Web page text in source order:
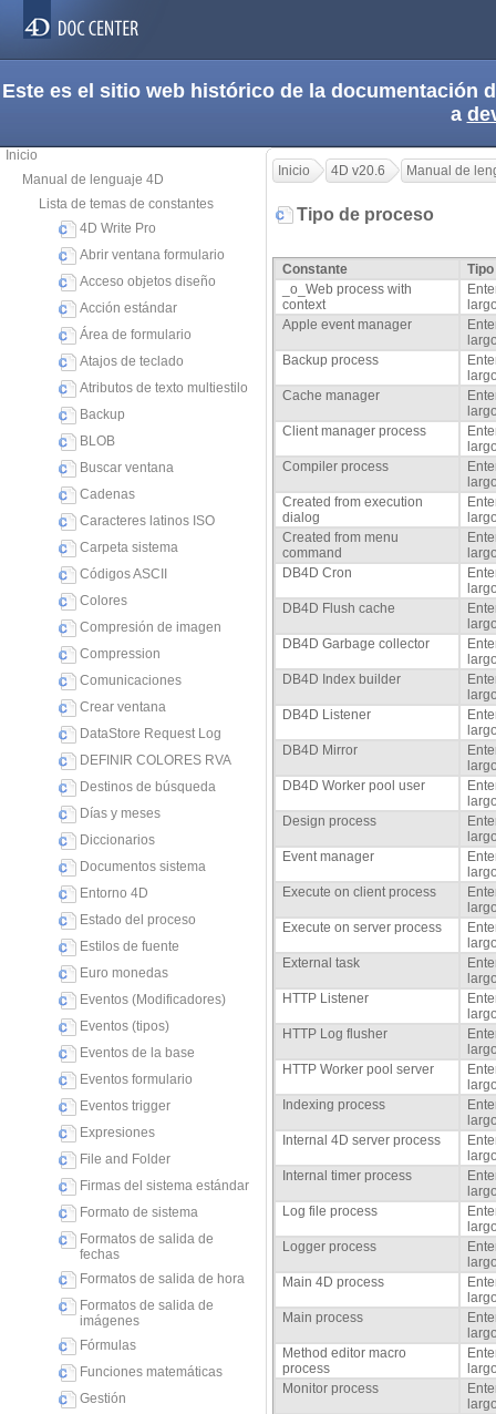
Este es el sitio web histórico de la documentación
a
Inicio
Manual de lenguaje 4D
Lista de temas de constantes
4D Write Pro
Abrir ventana formulario
Acceso objetos diseño
Acción estándar
Área de formulario
Atajos de teclado
Atributos de texto multiestilo
Backup
BLOB
Buscar ventana
Cadenas
Caracteres latinos ISO
Carpeta sistema
Códigos ASCII
Colores
Compresión de imagen
Compression
Comunicaciones
Crear ventana
DataStore Request Log
DEFINIR COLORES RVA
Destinos de búsqueda
Días y meses
Diccionarios
Documentos sistema
Entorno 4D
Estado del proceso
Estilos de fuente
Euro monedas
Eventos (Modificadores)
Eventos (tipos)
Eventos de la base
Eventos formulario
Eventos trigger
Expresiones
File and Folder
Firmas del sistema estándar
Formato de sistema
Formatos de salida de
fechas
Formatos de salida de hora
Formatos de salida de
imágenes
Fórmulas
Funciones matemáticas
Gestión
Inicio 4D v20.6 Manual de
Tipo de proceso
Constante
Tipo
_o_Web process with
context
Apple event manager
Backup process
Cache manager
Client manager process
Compiler process
Created from execution
dialog
Created from menu
command
DB4D Cron
DB4D Flush cache
DB4D Garbage collector
DB4D Index builder
DB4D Listener
DB4D Mirror
DB4D Worker pool user
Design process
Event manager
Execute on client process
Execute on server process
External task
HTTP Listener
HTTP Log flusher
HTTP Worker pool server
Indexing process
Internal 4D server process
Internal timer process
Log file process
Logger process
Main 4D process
Main process
Method editor macro
process
Monitor process